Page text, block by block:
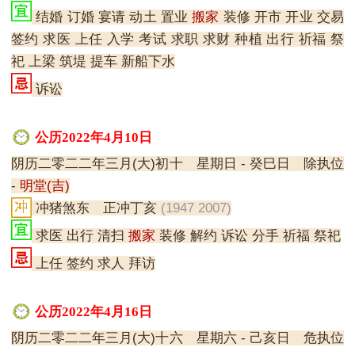
结婚 订婚 宴请 动土 置业搬家 装修 开市 开业 交易
签约 求医 上任 入学 考试 求职 求财 种植 出行 祈福 祭
祀 上梁 筑堤 提车 新船下水
诉讼
公历2022年4月10日
阴历二零二二年三月(大)初十 星期日 - 癸巳日 除执位
- 明堂(吉)
冲猪煞东 正冲丁亥 (1947 2007)
求医 出行 清扫 搬家 装修 解约 诉讼 分手 祈福 祭祀
上任 签约 求人 拜访
公历2022年4月16日
阴历二零二二年三月(大)十六 星期六 - 己亥日 危执位